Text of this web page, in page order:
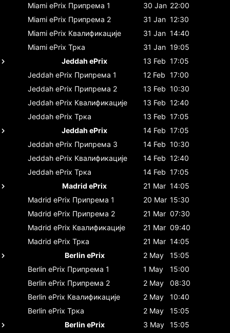
Miami ePrix Припрема 1 30 Jan 22:00
Miami ePrix Припрема 2 31 Jan 12:30
Miami ePrix Квалификације 31 Jan 14:40
Miami ePrix Трка 31 Jan 19:05
Jeddah ePrix
13 Feb 17:05
Jeddah ePrix Припрема 1 12 Feb 17:00
Jeddah ePrix Припрема 2 13 Feb 10:30
Jeddah ePrix Квалификације 13 Feb 12:40
Jeddah ePrix Трка 13 Feb 17:05
Jeddah ePrix
14 Feb 17:05
Jeddah ePrix Припрема 3 14 Feb 10:30
Jeddah ePrix Квалификације 14 Feb 12:40
Jeddah ePrix Трка 14 Feb 17:05
Madrid ePrix
21 Mar 14:05
Madrid ePrix Припрема 1 20 Mar 15:30
Madrid ePrix Припрема 2 21 Mar 07:30
Madrid ePrix Квалификације 21 Mar 09:40
Madrid ePrix Трка 21 Mar 14:05
Berlin ePrix
2 May
15:05
Berlin ePrix Припрема 1 1 May
15:00
Berlin ePrix Припрема 2 2 May
08:30
Berlin ePrix Квалификације 2 May
10:40
Berlin ePrix Трка 2 May
15:05
Berlin ePrix
3 May
15:05